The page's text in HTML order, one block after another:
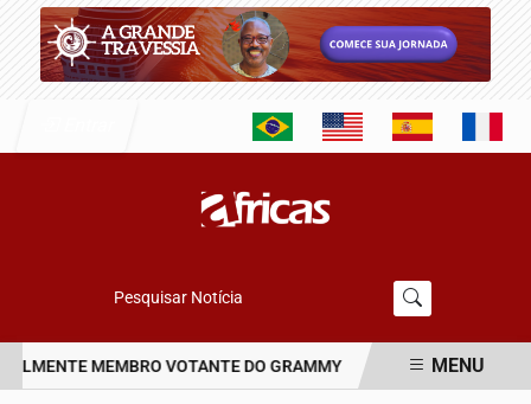
Pesquisar Notícia
MEMBRO VOTANTE DO GRAMMY PROJETO PAGODE
MENU